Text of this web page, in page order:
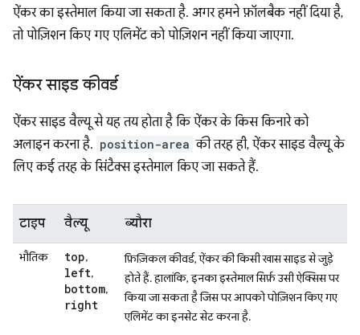
ऐंकर का इस्तेमाल किया जा सकता है. अगर हमने फ़ॉलबैक नहीं दिया है,
तो पोज़िशन किए गए एलिमेंट को पोज़िशन नहीं किया जाएगा.
ऐंकर साइड कीवर्ड
ऐंकर साइड वैल्यू से यह तय होता है कि ऐंकर के किस किनारे को
अलाइन करना है. position-area की तरह ही, ऐंकर साइड वैल्यू के
लिए कई तरह के सिंटैक्स इस्तेमाल किए जा सकते हैं.
टाइप वैल्यू ब्यौरा
भौतिक top,
left,
bottom,
right
फ़िज़िकल कीवर्ड, ऐंकर की किसी खास साइड से जुड़े
होते हैं. हालांकि, इनका इस्तेमाल सिर्फ़ उसी ऐक्सिस पर
किया जा सकता है जिस पर आपको पोज़िशन किए गए
एलिमेंट का इनसेट सेट करना है.